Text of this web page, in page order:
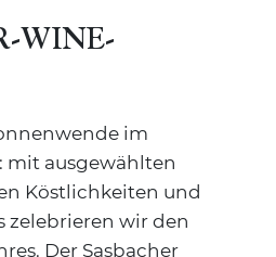
WINE-
im
mit ausgewählten
Köstlichkeiten und
zelebrieren wir den
Der Sasbacher